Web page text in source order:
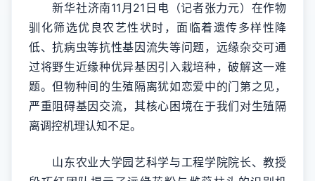
新华社济南11月21日电（记者张力元）在作物
驯化筛选优良农艺性状时，面临着遗传多样性降
低、抗病虫等抗性基因流失等问题，远缘杂交可通
过将野生近缘种优异基因引入栽培种，破解这一难
题。但物种间的生殖隔离犹如恋爱中的门第之见，
严重阻碍基因交流，其核心困境在于我们对生殖隔
离调控机理认知不足。
山东农业大学园艺科学与工程学院院长、教授